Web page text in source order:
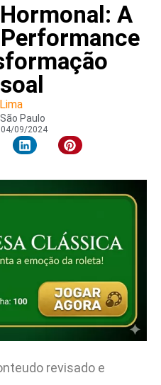
A
Paulo
04/09/2024
revisado e